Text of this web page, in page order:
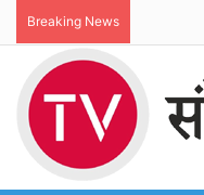
Breaking News